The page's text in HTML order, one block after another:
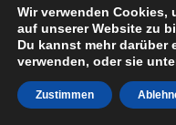
© 2017
Wir verwenden Cookies,
auf unserer Website zu
Du kannst mehr darüber
verwenden, oder sie
Zustimmen